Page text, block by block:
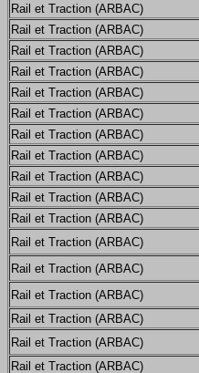
Rail et Traction (ARBAC)
Rail et Traction (ARBAC)
Rail et Traction (ARBAC)
Rail et Traction (ARBAC)
Rail et Traction (ARBAC)
Rail et Traction (ARBAC)
Rail et Traction (ARBAC)
Rail et Traction (ARBAC)
Rail et Traction (ARBAC)
Rail et Traction (ARBAC)
Rail et Traction (ARBAC)
Rail et Traction (ARBAC)
Rail et Traction (ARBAC)
Rail et Traction (ARBAC)
Rail et Traction (ARBAC)
Rail et Traction (ARBAC)
Rail et Traction (ARBAC)